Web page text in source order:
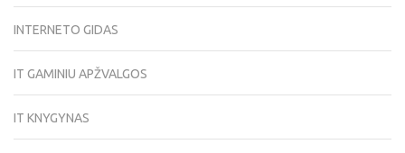
INTERNETO GIDAS
IT GAMINIU APŽVALGOS
IT KNYGYNAS